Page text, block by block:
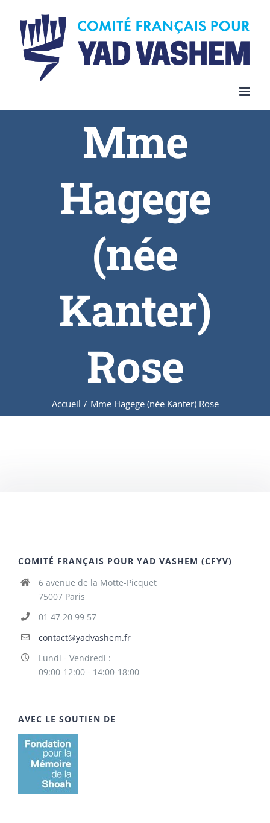
content
Mme
Hagege
(née
Kanter)
Rose
Accueil / Mme Hagege (née Kanter) Rose
COMITÉ FRANÇAIS POUR YAD VASHEM (CFYV)
6 avenue de la Motte-Picquet
75007 Paris
01 47 20 99 57
contact@yadvashem.fr
Lundi - Vendredi :
09:00-12:00 - 14:00-18:00
AVEC LE SOUTIEN DE